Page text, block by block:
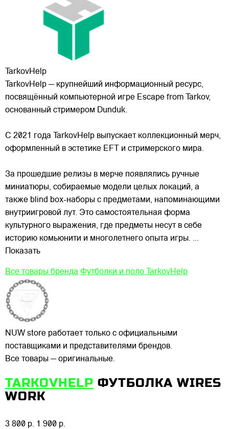
TarkovHelp
TarkovHelp — крупнейший информационный ресурс,
посвящённый компьютерной игре Escape from Tarkov,
основанный стримером Dunduk.
С 2021 года TarkovHelp выпускает коллекционный мерч,
оформленный в эстетике EFT и стримерского мира.
За прошедшие релизы в мерче появлялись ручные
миниатюры, собираемые модели целых локаций, а
также blind box-наборы с предметами, напоминающими
внутриигровой лут. Это самостоятельная форма
культурного выражения, где предметы несут в себе
историю комьюнити и многолетнего опыта игры. ...
Показать
Все товары бренда Футболки и поло TarkovHelp
NUW store работает только с официальными
поставщиками и представителями брендов.
Все товары — оригинальные.
TARKOVHELP ФУТБОЛКА WIRES
WORK
3 800 р. 1 900 р.